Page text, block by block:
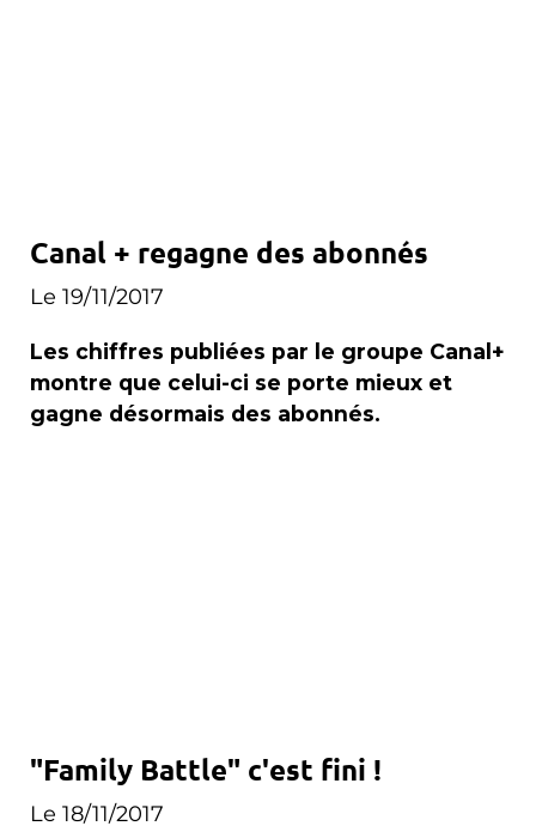
Canal + regagne des abonnés
Le 19/11/2017
Les chiffres publiées par le groupe Canal+
montre que celui-ci se porte mieux et
gagne désormais des abonnés.
"Family Battle" c'est fini !
Le 18/11/2017